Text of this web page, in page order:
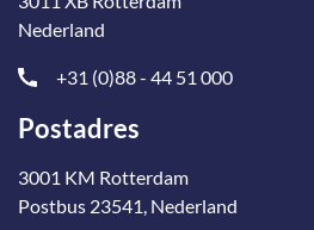
Nederland
+31 (0)88 - 44 51 000
Postadres
3001 KM Rotterdam
Postbus 23541, Nederland